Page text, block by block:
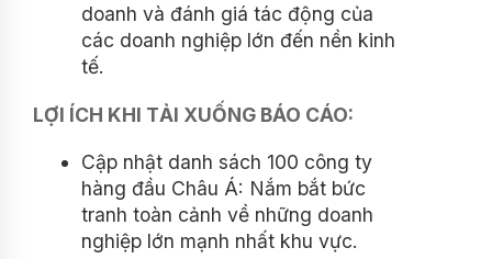
doanh và đánh giá tác động của
các doanh nghiệp lớn đến nền kinh
tế.
LỢI ÍCH KHI TẢI XUỐNG BÁO CÁO:
Cập nhật danh sách 100 công ty
hàng đầu Châu Á: Nắm bắt bức
tranh toàn cảnh về những doanh
nghiệp lớn mạnh nhất khu vực.